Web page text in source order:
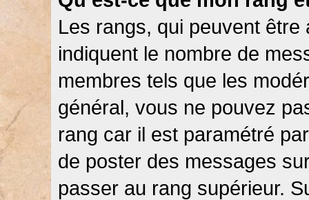
Les rangs, qui peuvent être
indiquent le nombre de
membres tels que les
général, vous ne pouvez
rang car il est paramétré
de poster des messages
passer au rang supérieur.